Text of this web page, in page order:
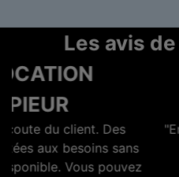
Les avis
"Entreprise sérieuse et
équipe